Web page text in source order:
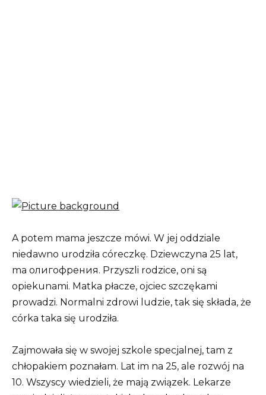
A potem mama jeszcze mówi. W jej oddziale
niedawno urodziła córeczkę. Dziewczyna 25 lat,
ma олигофрения. Przyszli rodzice, oni są
opiekunami. Matka płacze, ojciec szczękami
prowadzi. Normalni zdrowi ludzie, tak się składa, że
córka taka się urodziła.
Zajmowała się w swojej szkole specjalnej, tam z
chłopakiem poznałam. Lat im na 25, ale rozwój na
10. Wszyscy wiedzieli, że mają związek. Lekarze